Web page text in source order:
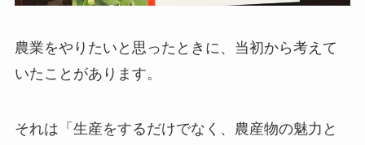
農業をやりたいと思ったときに、当初から考えて
いたことがあります。
それは「生産をするだけでなく、農産物の魅力と